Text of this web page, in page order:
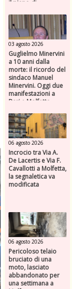
il piano di
ASM
03 agosto 2026
Guglielmo Minervini
a 10 anni dalla
morte: il ricordo del
sindaco Manuel
Minervini. Oggi due
manifestazioni a
Bari e Molfetta
06 agosto 2026
Incrocio tra Via A.
De Lacertis e Via F.
Cavallotti a Molfetta,
la segnaletica va
modificata
06 agosto 2026
Pericoloso telaio
bruciato di una
moto, lasciato
abbandonato per
una settimana a